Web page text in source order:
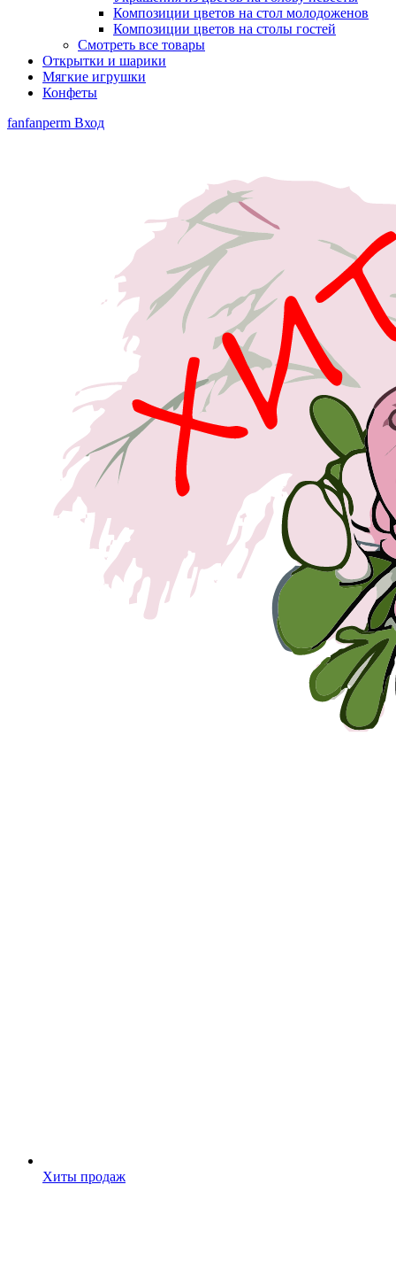
Композиции цветов на стол молодоженов
Композиции цветов на столы гостей
Смотреть все товары
Открытки и шарики
Мягкие игрушки
Конфеты
fanfanperm Вход
Хиты продаж